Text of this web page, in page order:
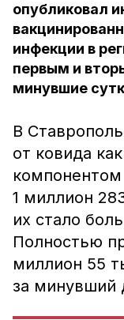
опубликовал
инфекции в
первым и
минувшие
В
от ковида
компонентом
1 миллион
их стало
Полностью
миллион 55
за минувший